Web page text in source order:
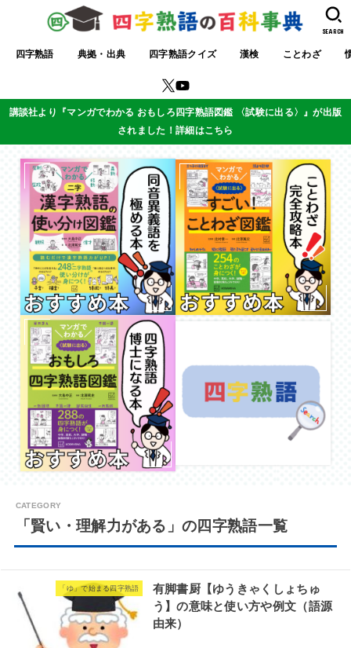
四字熟語 典拠・出典 四字熟語クイズ 漢検 ことわざ
SEARCH
講談社より『マンガでわかる おもしろ四字熟語図鑑 〈試験に出る〉』が出版
されました！詳細はこちら
「賢い・理解力がある」の四字熟語一覧
「ゆ」で始まる四字熟語
有脚書厨【ゆうきゃくしょちゅ
う】の意味と使い方や例文（語源
由来）